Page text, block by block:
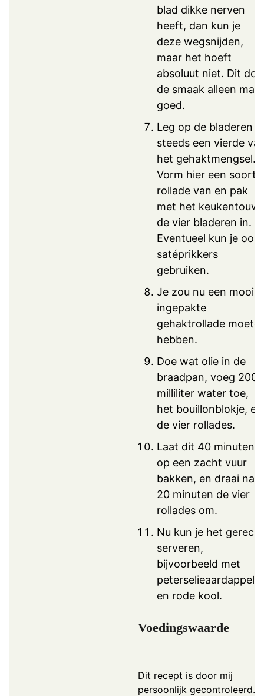
blad dikke nerven
heeft, dan kun je
deze wegsnijden,
maar het hoeft
absoluut niet. Dit
de smaak alleen maar
goed.
Leg op de bladeren
steeds een vierde
het gehaktmengsel.
Vorm hier een soort
rollade van en pak
met het keukentouw
de vier bladeren in.
Eventueel kun je ook
satéprikkers
gebruiken.
Je zou nu een mooi
ingepakte
gehaktrollade
hebben.
Doe wat olie in de
braadpan, voeg 200
milliliter water toe,
het bouillonblokje, en
de vier rollades.
Laat dit 40 minuten
op een zacht vuur
bakken, en draai na
20 minuten de vier
rollades om.
Nu kun je het gerecht
serveren,
bijvoorbeeld met
en rode kool.
Voedingswaarde
Dit recept is door mij
persoonlijk gecontroleerd.